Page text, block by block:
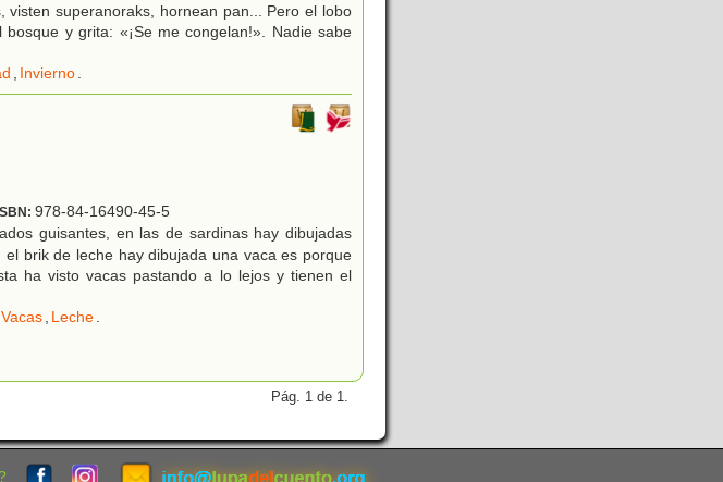
superanoraks, hornean pan... Pero el lobo
y grita: «¡Se me congelan!». Nadie sabe
, Invierno.
ISBN: 978-84-16490-45-5
guisantes, en las de sardinas hay dibujadas
brik de leche hay dibujada una vaca es porque
ha visto vacas pastando a lo lejos y tienen el
Vacas, Leche.
Pág. 1 de 1.